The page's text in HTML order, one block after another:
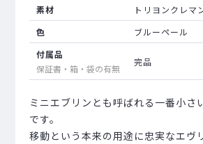
素材
トリヨンクレマ
色
ブルーペール
付属品
保証書・箱・袋の有無
完品
ミニエブリンとも呼ばれる一番小さ
です。
移動という本来の用途に忠実なエヴ